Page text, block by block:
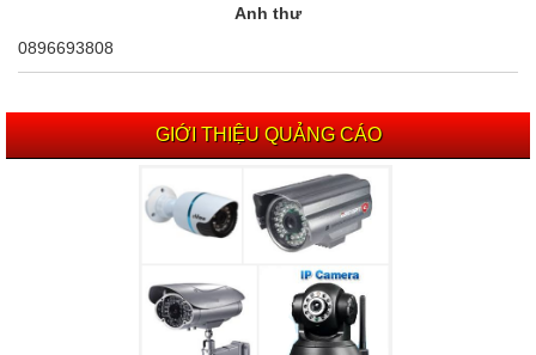
Anh thư
0896693808
GIỚI THIỆU QUẢNG CÁO